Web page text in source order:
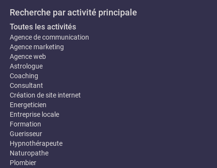
Recherche par activité principale
Toutes les activités
Agence de communication
Agence marketing
Agence web
Astrologue
Coaching
Consultant
Création de site internet
Energeticien
Entreprise locale
Formation
Guerisseur
Hypnothérapeute
Naturopathe
Plombier